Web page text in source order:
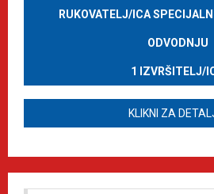
RUKOVATELJ/ICA
ODVODNJU
1 IZVRŠITELJ/
KLIKNI ZA